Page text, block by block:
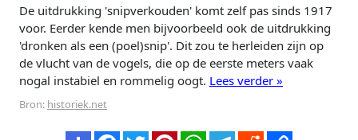
De uitdrukking 'snipverkouden' komt zelf pas sinds 1917
voor. Eerder kende men bijvoorbeeld ook de uitdrukking
'dronken als een (poel)snip'. Dit zou te herleiden zijn op
de vlucht van de vogels, die op de eerste meters vaak
nogal instabiel en rommelig oogt. Lees verder »
Bron: historiek.net